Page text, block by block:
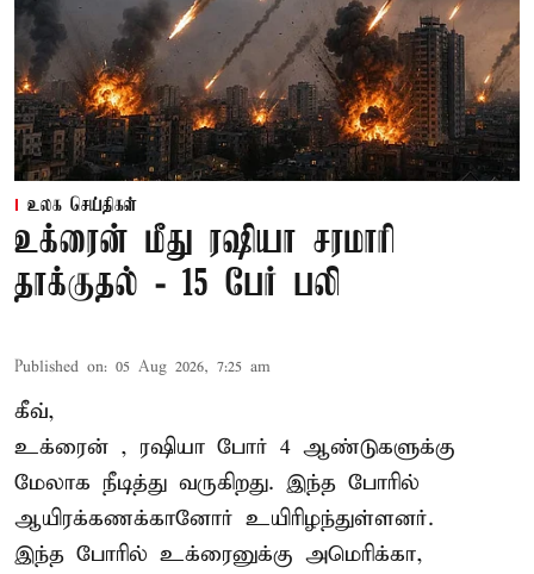
உலக செய்திகள்
உக்ரைன் மீது ரஷியா சரமாரி
தாக்குதல் - 15 பேர் பலி
Published on: 05 Aug 2026, 7:25 am
கீவ்,
உக்ரைன் , ரஷியா போர் 4 ஆண்டுகளுக்கு
மேலாக நீடித்து வருகிறது. இந்த போரில்
ஆயிரக்கணக்கானோர் உயிரிழந்துள்ளனர்.
இந்த போரில் உக்ரைனுக்கு அமெரிக்கா,